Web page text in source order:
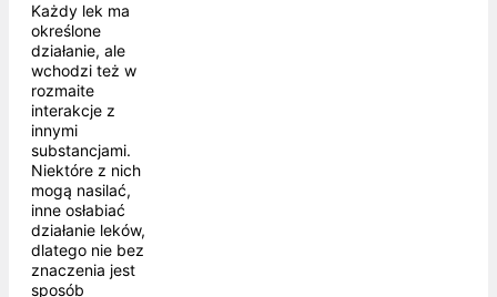
Każdy lek ma
określone
działanie, ale
wchodzi też w
rozmaite
interakcje z
innymi
substancjami.
Niektóre z nich
mogą nasilać,
inne osłabiać
działanie leków,
dlatego nie bez
znaczenia jest
sposób